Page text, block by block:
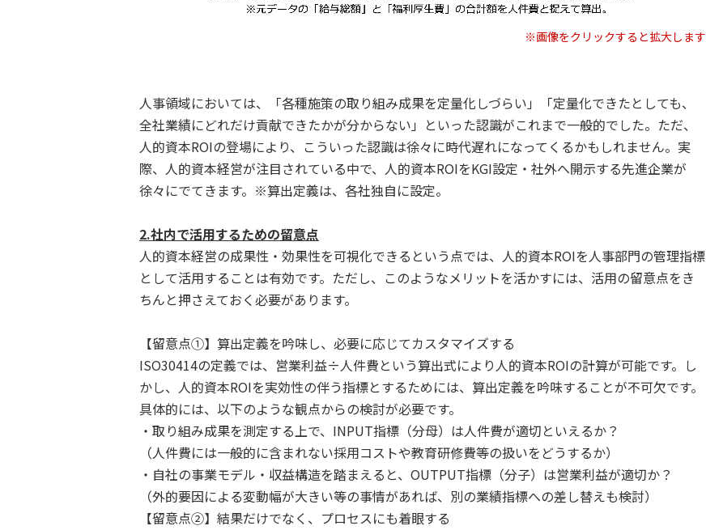
※画像をクリックすると拡大します
人事領域においては、「各種施策の取り組み成果を定量化しづらい」「定量化できたとしても、
全社業績にどれだけ貢献できたかが分からない」といった認識がこれまで一般的でした。ただ、
人的資本ROIの登場により、こういった認識は徐々に時代遅れになってくるかもしれません。実
際、人的資本経営が注目されている中で、人的資本ROIをKGI設定・社外へ開示する先進企業が
徐々にでてきます。※算出定義は、各社独自に設定。
2.社内で活用するための留意点
人的資本経営の成果性・効果性を可視化できるという点では、人的資本ROIを人事部門の管理指標
として活用することは有効です。ただし、このようなメリットを活かすには、活用の留意点をき
ちんと押さえておく必要があります。
【留意点①】算出定義を吟味し、必要に応じてカスタマイズする
ISO30414の定義では、営業利益÷人件費という算出式により人的資本ROIの計算が可能です。し
かし、人的資本ROIを実効性の伴う指標とするためには、算出定義を吟味することが不可欠です。
具体的には、以下のような観点からの検討が必要です。
・取り組み成果を測定する上で、INPUT指標（分母）は人件費が適切といえるか？
（人件費には一般的に含まれない採用コストや教育研修費等の扱いをどうするか）
・自社の事業モデル・収益構造を踏まえると、OUTPUT指標（分子）は営業利益が適切か？
（外的要因による変動幅が大きい等の事情があれば、別の業績指標への差し替えも検討）
【留意点②】結果だけでなく、プロセスにも着眼する